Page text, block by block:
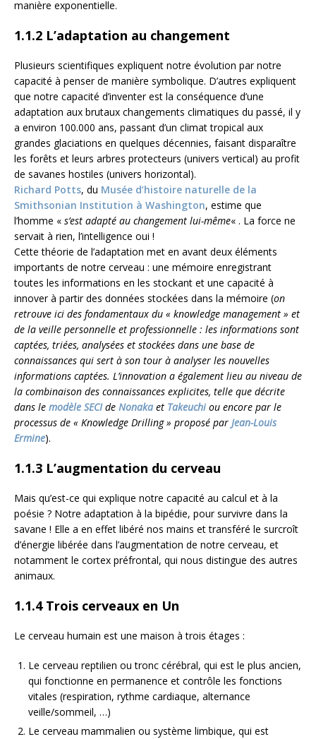
manière exponentielle.
1.1.2 L’adaptation au changement
Plusieurs scientifiques expliquent notre évolution par notre
capacité à penser de manière symbolique. D’autres expliquent
que notre capacité d’inventer est la conséquence d’une
adaptation aux brutaux changements climatiques du passé, il y
a environ 100.000 ans, passant d’un climat tropical aux
grandes glaciations en quelques décennies, faisant disparaître
les forêts et leurs arbres protecteurs (univers vertical) au profit
de savanes hostiles (univers horizontal).
Richard Potts, du Musée d’histoire naturelle de la
Smithsonian Institution à Washington, estime que
l’homme « s’est adapté au changement lui-même« . La force ne
servait à rien, l’intelligence oui !
Cette théorie de l’adaptation met en avant deux éléments
importants de notre cerveau : une mémoire enregistrant
toutes les informations en les stockant et une capacité à
innover à partir des données stockées dans la mémoire (on
retrouve ici des fondamentaux du « knowledge management » et
de la veille personnelle et professionnelle : les informations sont
captées, triées, analysées et stockées dans une base de
connaissances qui sert à son tour à analyser les nouvelles
informations captées. L’innovation a également lieu au niveau de
la combinaison des connaissances explicites, telle que décrite
dans le modèle SECIde Nonaka et Takeuchi ou encore par le
processus de « Knowledge Drilling » proposé par Jean-Louis
Ermine).
1.1.3 L’augmentation du cerveau
Mais qu’est-ce qui explique notre capacité au calcul et à la
poésie ? Notre adaptation à la bipédie, pour survivre dans la
savane ! Elle a en effet libéré nos mains et transféré le surcroît
d’énergie libérée dans l’augmentation de notre cerveau, et
notamment le cortex préfrontal, qui nous distingue des autres
animaux.
1.1.4 Trois cerveaux en Un
Le cerveau humain est une maison à trois étages :
Le cerveau reptilien ou tronc cérébral, qui est le plus ancien,
qui fonctionne en permanence et contrôle les fonctions
vitales (respiration, rythme cardiaque, alternance
veille/sommeil, …)
Le cerveau mammalien ou système limbique, qui est